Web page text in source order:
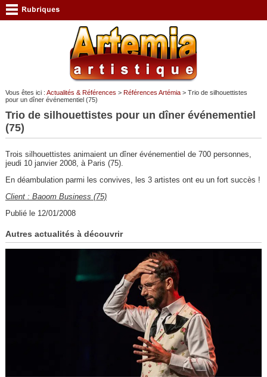
Vous êtes ici : Actualités & Références > Références Artémia> Trio de silhouettistes
pour un dîner événementiel (75)
Trio de silhouettistes pour un dîner événementiel
(75)
Trois silhouettistes animaient un dîner événementiel de 700 personnes,
jeudi 10 janvier 2008, à Paris (75).
En déambulation parmi les convives, les 3 artistes ont eu un fort succès !
Client : Baoom Business (75)
Publié le 12/01/2008
Autres actualités à découvrir